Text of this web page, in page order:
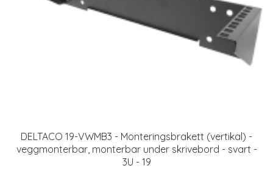
DELTACO 19-VWMB3 - Monteringsbrakett (vertikal) -
veggmonterbar, monterbar under skrivebord - svart -
3U - 19